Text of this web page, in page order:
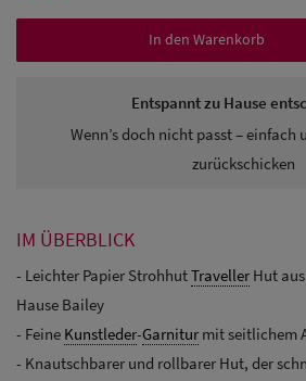
Herren
Sonnenschilder
Herren
In den Warenkorb
Entspannt zu Hause
Wenn’s doch nicht passt – einfach
zurückschicken
IM ÜBERBLICK
- Leichter Papier StrohhutTraveller Hut
Hause Bailey
- Feine Kunstleder-Garnitur mit seitlichem
- Knautschbarer und rollbarer Hut, der